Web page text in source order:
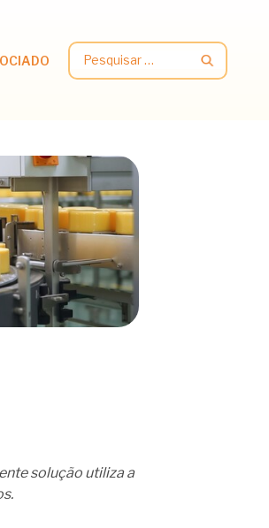
Pesquisar
por:
solução utiliza a